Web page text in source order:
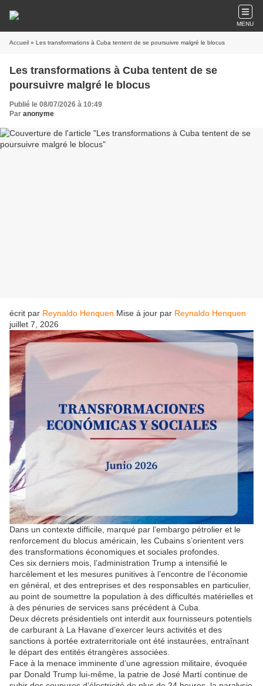
MENU
Accueil » Les transformations à Cuba tentent de se poursuivre malgré le blocus
Les transformations à Cuba tentent de se
poursuivre malgré le blocus
Publié le 08/07/2026 à 10:49
Par anonyme
écrit par Reynaldo Henquen Mise à jour par Reynaldo Henquen
juillet 7, 2026
Dans un contexte difficile, marqué par l’embargo pétrolier et le
renforcement du blocus américain, les Cubains s’orientent vers
des transformations économiques et sociales profondes.
Ces six derniers mois, l’administration Trump a intensifié le
harcèlement et les mesures punitives à l’encontre de l’économie
en général, et des entreprises et des responsables en particulier,
au point de soumettre la population à des difficultés matérielles et
à des pénuries de services sans précédent à Cuba.
Deux décrets présidentiels ont interdit aux fournisseurs potentiels
de carburant à La Havane d’exercer leurs activités et des
sanctions à portée extraterritoriale ont été instaurées, entraînant
le départ des entités étrangères associées.
Face à la menace imminente d’une agression militaire, évoquée
par Donald Trump lui-même, la patrie de José Martí continue de